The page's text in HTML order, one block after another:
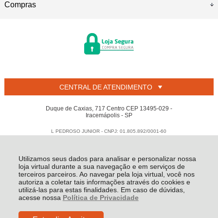
Utilizamos seus dados para analisar e personalizar nossa
loja virtual durante a sua navegação e em serviços de
terceiros parceiros. Ao navegar pela loja virtual, você nos
autoriza a coletar tais informações através do cookies e
utilizá-las para estas finalidades. Em caso de dúvidas,
acesse nossa Política de Privacidade
Compras
CENTRAL DE ATENDIMENTO
Duque de Caxias, 717 Centro CEP 13495-029 -
Iracemápolis - SP
L PEDROSO JUNIOR - CNPJ: 01.805.892/0001-60